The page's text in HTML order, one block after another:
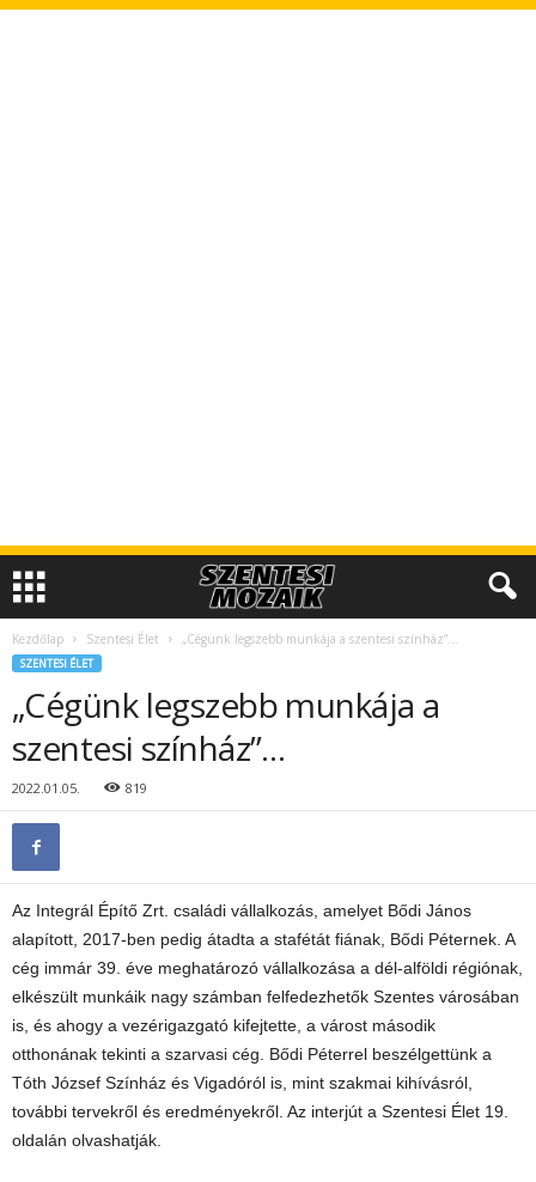
Kezdőlap Szentesi Élet „Cégünk legszebb munkája a szentesi színház”…
SZENTESI ÉLET
„Cégünk legszebb munkája a
szentesi színház”…
2022.01.05. 819
Az Integrál Építő Zrt. családi vállalkozás, amelyet Bődi János
alapított, 2017-ben pedig átadta a stafétát fiának, Bődi Péternek. A
cég immár 39. éve meghatározó vállalkozása a dél-alföldi régiónak,
elkészült munkáik nagy számban felfedezhetők Szentes városában
is, és ahogy a vezérigazgató kifejtette, a várost második
otthonának tekinti a szarvasi cég. Bődi Péterrel beszélgettünk a
Tóth József Színház és Vigadóról is, mint szakmai kihívásról,
további tervekről és eredményekről. Az interjút a Szentesi Élet 19.
oldalán olvashatják.